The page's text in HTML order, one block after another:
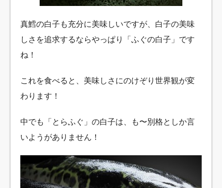
真鱈の白子も充分に美味しいですが、白子の美味
しさを追求するならやっぱり「ふぐの白子」です
ね！
これを食べると、美味しさにのけぞり世界観が変
わります！
中でも「とらふぐ」の白子は、も〜別格としか言
いようがありません！